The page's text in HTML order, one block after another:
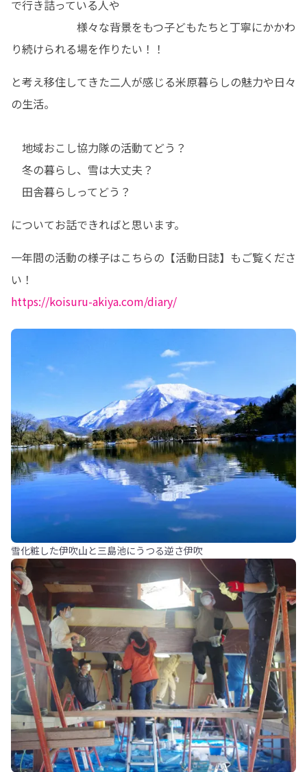
で行き詰っている人や
様々な背景をもつ子どもたちと丁寧にかかわ
り続けられる場を作りたい！！
と考え移住してきた二人が感じる米原暮らしの魅力や日々
の生活。
地域おこし協力隊の活動てどう？
冬の暮らし、雪は大丈夫？
田舎暮らしってどう？
についてお話できればと思います。
一年間の活動の様子はこちらの【活動日誌】もご覧くださ
https://koisuru-akiya.com/diary/
雪化粧した伊吹山と三島池にうつる逆さ伊吹